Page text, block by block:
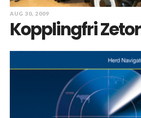
AUG 30, 2009
Kopplingfri Zetor